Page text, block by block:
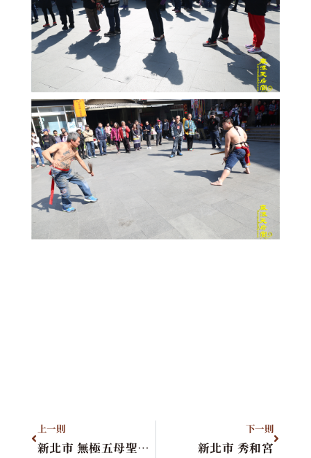
上一則
新北市 無極五母聖惠堂進香團
下一則
新北市 秀和宮